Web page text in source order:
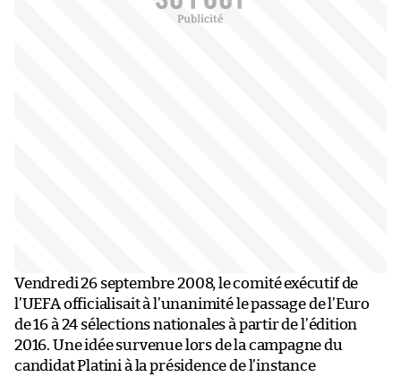
Vendredi 26 septembre 2008, le comité exécutif de
l’UEFA officialisait à l’unanimité le passage de l’Euro
de 16 à 24 sélections nationales à partir de l’édition
2016. Une idée survenue lors de la campagne du
candidat Platini à la présidence de l’instance